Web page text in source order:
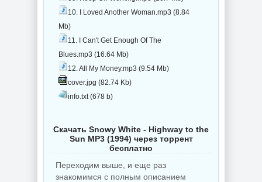
10. I Loved Another Woman.mp3 (8.84
Mb)
11. I Can't Get Enough Of The
Blues.mp3 (16.64 Mb)
12. All My Money.mp3 (9.54 Mb)
cover.jpg (82.74 Kb)
info.txt (678 b)
Скачать Snowy White - Highway to the
Sun MP3 (1994) через торрент
бесплатно
Переходим выше, и еще раз
знакомимся с полным описанием